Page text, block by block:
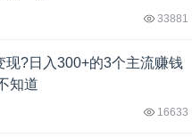
33881
现?日入300+的3个主流赚钱
知道
16633